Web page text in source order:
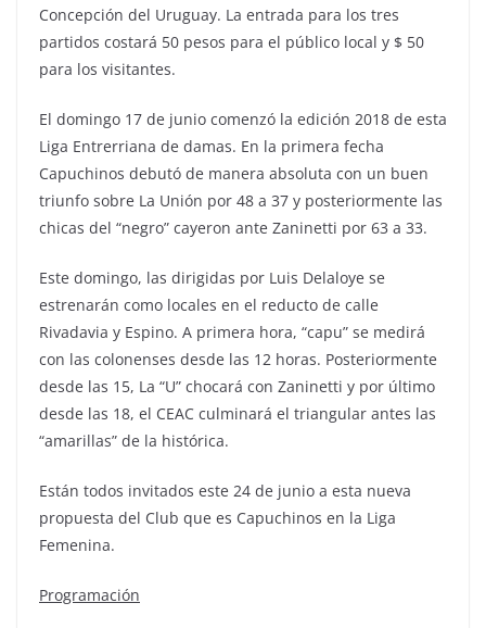
Concepción del Uruguay. La entrada para los tres
partidos costará 50 pesos para el público local y $ 50
para los visitantes.
El domingo 17 de junio comenzó la edición 2018 de esta
Liga Entrerriana de damas. En la primera fecha
Capuchinos debutó de manera absoluta con un buen
triunfo sobre La Unión por 48 a 37 y posteriormente las
chicas del “negro” cayeron ante Zaninetti por 63 a 33.
Este domingo, las dirigidas por Luis Delaloye se
estrenarán como locales en el reducto de calle
Rivadavia y Espino. A primera hora, “capu” se medirá
con las colonenses desde las 12 horas. Posteriormente
desde las 15, La “U” chocará con Zaninetti y por último
desde las 18, el CEAC culminará el triangular antes las
“amarillas” de la histórica.
Están todos invitados este 24 de junio a esta nueva
propuesta del Club que es Capuchinos en la Liga
Femenina.
Programación